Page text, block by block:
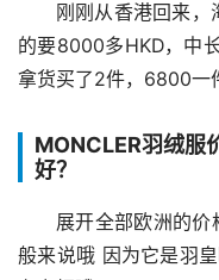
刚刚从香港回来
的要8000多HKD，中
拿货买了2件，6800一
MONCLER羽绒服
好？
展开全部欧洲的
般来说哦 因为它是羽